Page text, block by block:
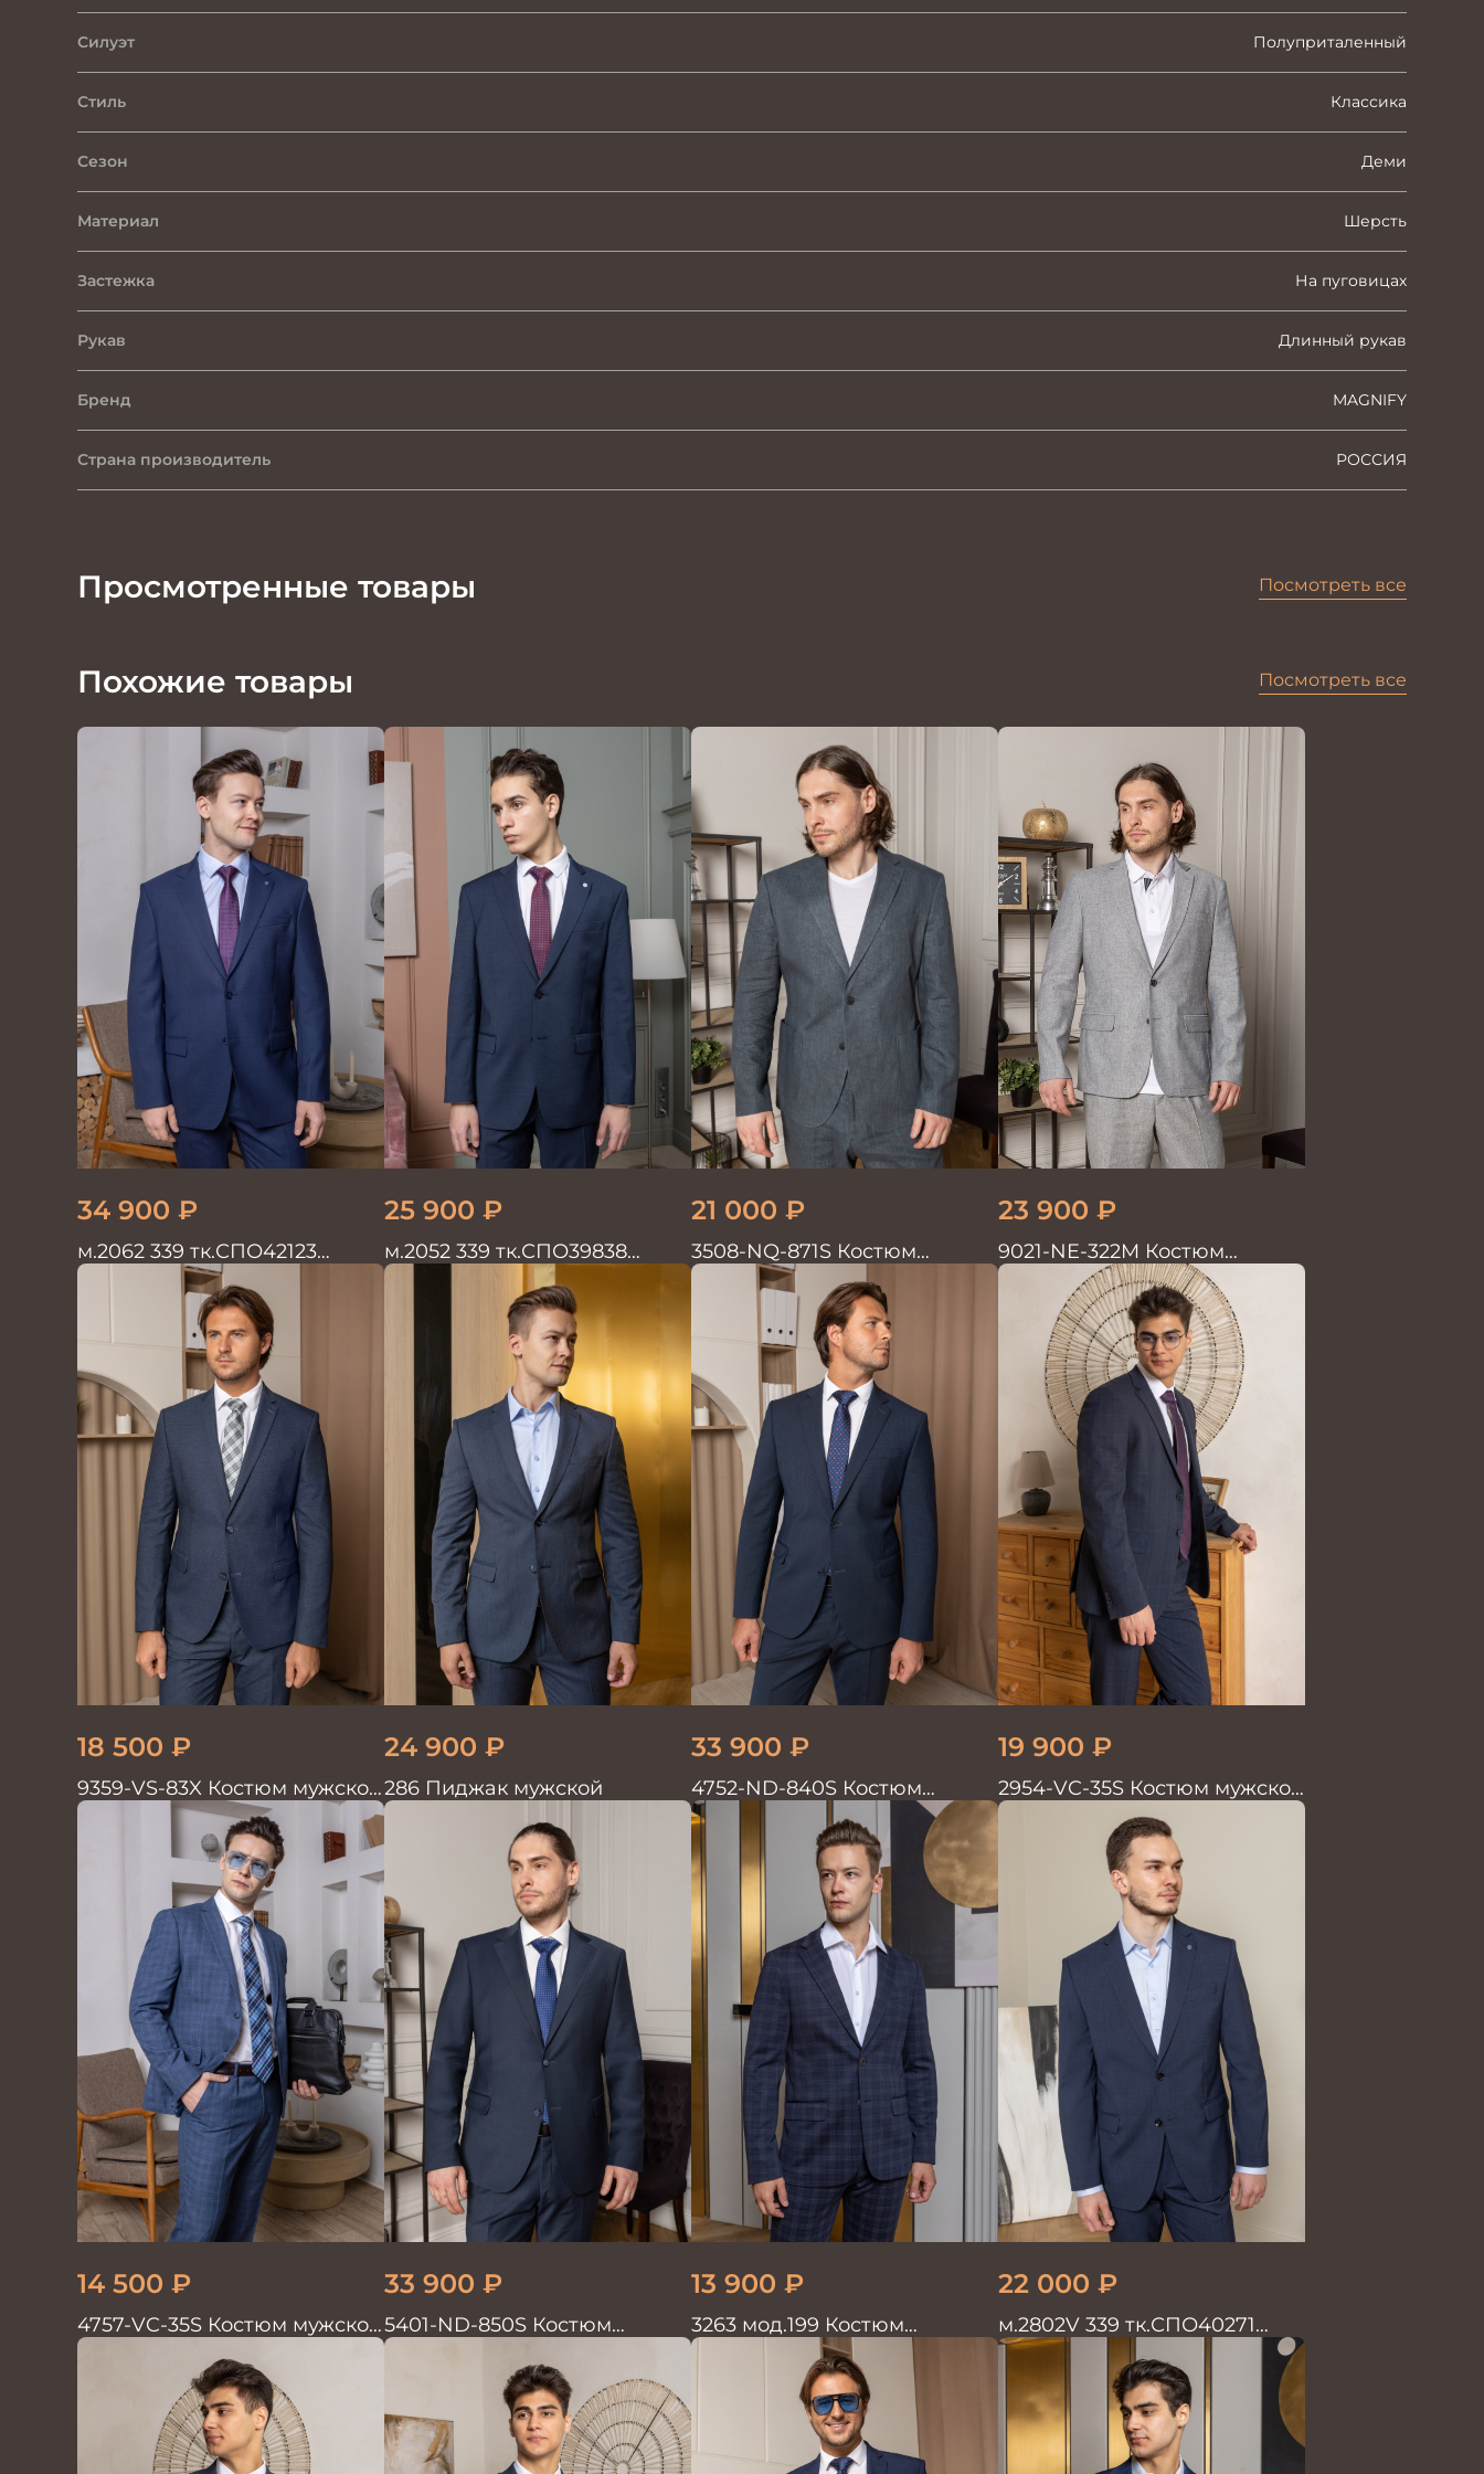
Силуэт Полуприталенный
Стиль Классика
Сезон Деми
Материал Шерсть
Застежка На пуговицах
Рукав Длинный рукав
Бренд MAGNIFY
Страна производитель РОССИЯ
Просмотренные товары Посмотреть все
Похожие товары Посмотреть все
34 900 ₽
м.2062 339 тк.СПО42123
Костюм мужской однотон
красивый синий
25 900 ₽
м.2052 339 тк.СПО39838
Костюм мужской
21 000 ₽
3508-NQ-871S Костюм
мужской двойка со льном в
23 900 ₽
9021-NE-322M Костюм
мужской двойка хлопок, лен
18 500 ₽
9359-VS-83X Костюм мужской
двойка
24 900 ₽
286 Пиджак мужской
33 900 ₽
4752-ND-840S Костюм
мужской двойка
19 900 ₽
2954-VC-35S Костюм мужской
двойка
14 500 ₽
4757-VC-35S Костюм мужской
двойка
33 900 ₽
5401-ND-850S Костюм
мужской двойка
13 900 ₽
3263 мод.199 Костюм
мужской трикотажный т.син
22 000 ₽
м.2802V 339 тк.СПО40271
Костюм мужской